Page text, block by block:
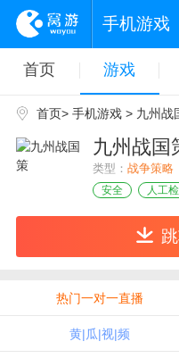
手机游戏
首页 游戏
首页> 手机游戏> 九州战
九州战国
类型： 战争策略
安全 人工
热门一对一直播
黄|瓜|视|频